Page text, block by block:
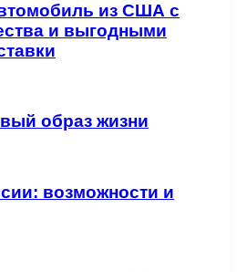
из США с
и выгодными
образ жизни
возможности и